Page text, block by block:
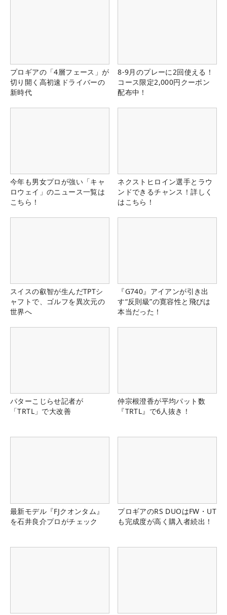
プロギアの「4層フェース」が
切り開く高初速ドライバーの
新時代
8-9月のプレーに2回使える！
コース限定2,000円クーポン
配布中！
今年も男女プロが強い「キャ
ロウェイ」のニュース一覧は
こちら！
ネクストヒロイン選手とラウ
ンドできるチャンス！詳しく
はこちら！
スイスの叡智が生んだTPTシ
ャフトで、ゴルフを異次元の
世界へ
『G740』アイアンが引き出
す“反則級”の寛容性と飛びは
本当だった！
パターこじらせ記者が
「TRTL」で大改善
仲宗根澄香が平均パット数
『TRTL』で6人抜き！
最新モデル『FJクオンタム』
を石井良介プロがチェック
プロギアのRS DUOはFW・UT
も完成度が高く購入者続出！